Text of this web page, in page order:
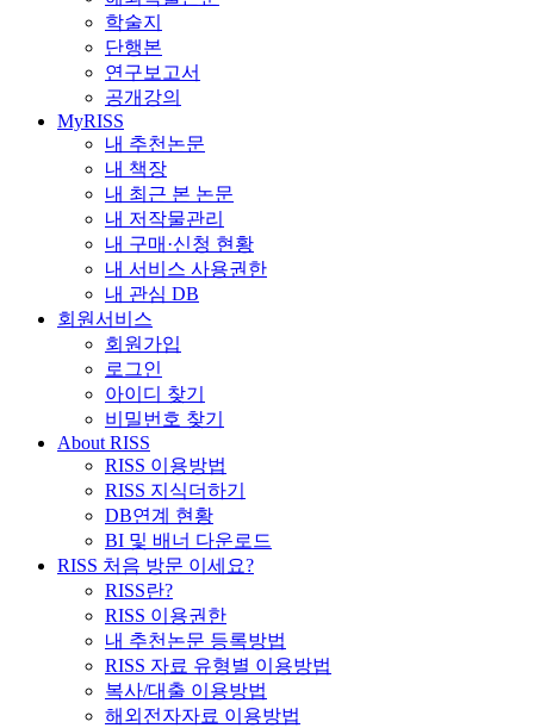
학술지
단행본
연구보고서
공개강의
MyRISS
내 추천논문
내 책장
내 최근 본 논문
내 저작물관리
내 구매·신청 현황
내 서비스 사용권한
내 관심 DB
회원서비스
회원가입
로그인
아이디 찾기
비밀번호 찾기
About RISS
RISS 이용방법
RISS 지식더하기
DB연계 현황
BI 및 배너 다운로드
RISS 처음 방문 이세요?
RISS란?
RISS 이용권한
내 추천논문 등록방법
RISS 자료 유형별 이용방법
복사/대출 이용방법
해외전자자료 이용방법